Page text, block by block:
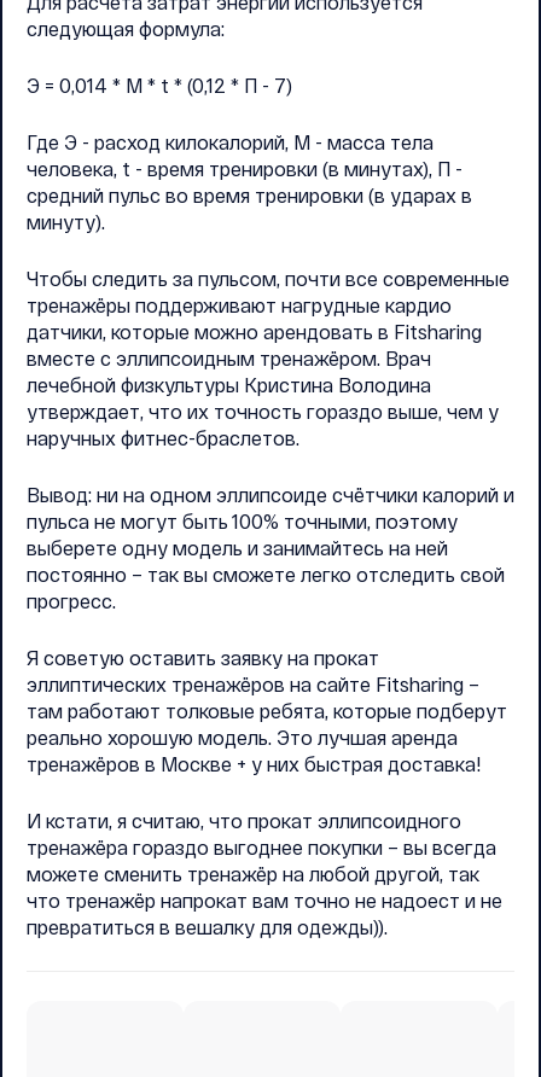
следующая формула:
Э = 0,014 * М * t * (0,12 * П - 7)
Где Э - расход килокалорий, М - масса тела
человека, t - время тренировки (в минутах), П -
средний пульс во время тренировки (в ударах в
минуту).
Чтобы следить за пульсом, почти все современные
тренажёры поддерживают нагрудные кардио
датчики, которые можно арендовать в Fitsharing
вместе с эллипсоидным тренажёром. Врач
лечебной физкультуры Кристина Володина
утверждает, что их точность гораздо выше, чем у
наручных фитнес-браслетов.
Вывод: ни на одном эллипсоиде счётчики калорий и
пульса не могут быть 100% точными, поэтому
выберете одну модель и занимайтесь на ней
постоянно – так вы сможете легко отследить свой
прогресс.
Я советую оставить заявку на прокат
эллиптических тренажёров на сайте Fitsharing –
там работают толковые ребята, которые подберут
реально хорошую модель. Это лучшая аренда
тренажёров в Москве + у них быстрая доставка!
И кстати, я считаю, что прокат эллипсоидного
тренажёра гораздо выгоднее покупки – вы всегда
можете сменить тренажёр на любой другой, так
что тренажёр напрокат вам точно не надоест и не
превратиться в вешалку для одежды)).